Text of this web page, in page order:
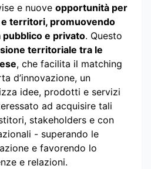
e nuove opportunità per
territori, promuovendo
e privato. Questo
territoriale tra le
, che facilita il matching
d’innovazione, un
idee, prodotti e servizi
ad acquisire tali
stakeholders e con
- superando le
e favorendo lo
e relazioni.